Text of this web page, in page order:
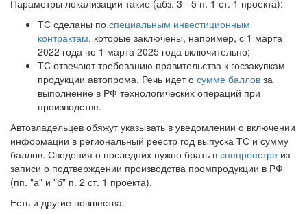
Параметры локализации такие (абз. 3 - 5 п. 1 ст. 1 проекта):
ТС сделаны по специальным инвестиционным
контрактам, которые заключены, например, с 1 марта
2022 года по 1 марта 2025 года включительно;
ТС отвечают требованию правительства к госзакупкам
продукции автопрома. Речь идет о сумме баллов за
выполнение в РФ технологических операций при
производстве.
Автовладельцев обяжут указывать в уведомлении о включении
информации в региональный реестр год выпуска ТС и сумму
баллов. Сведения о последних нужно брать в спецреестре из
записи о подтверждении производства промпродукции в РФ
(пп. "а" и "б" п. 2 ст. 1 проекта).
Есть и другие новшества.